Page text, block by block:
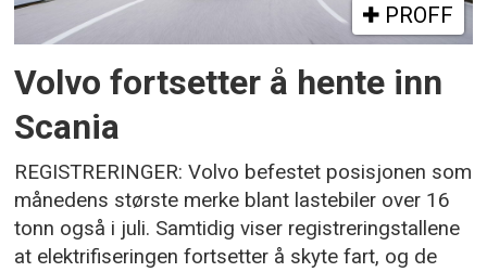
PROFF
Volvo fortsetter å hente inn
Scania
REGISTRERINGER: Volvo befestet posisjonen som
månedens største merke blant lastebiler over 16
tonn også i juli. Samtidig viser registreringstallene
at elektrifiseringen fortsetter å skyte fart, og de